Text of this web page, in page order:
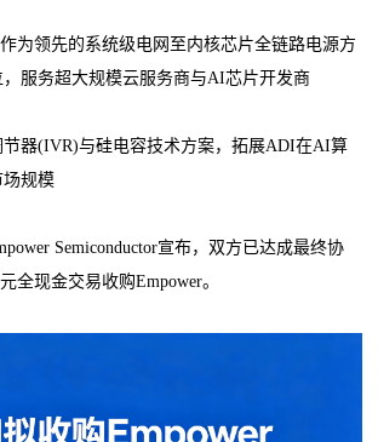
领先的系统级电网至内核芯片全链路电源方
服务超大规模云服务商与AI芯片开发商
(IVR)与硅电容技术方案，拓展ADI在AI算
场规模
Semiconductor宣布，双方已达成最终协
全现金交易收购Empower。